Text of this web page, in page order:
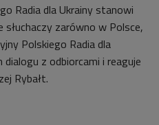
Radia dla Ukrainy stanowi
zarówno w Polsce,
Polskiego Radia dla
z odbiorcami i reaguje
Rybałt.